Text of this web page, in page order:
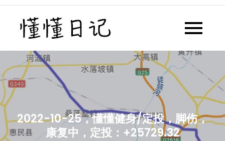
Skip
content
懂懂日记网每天同步更新懂懂学
2022-10-25，懂懂健身/定投，脚伤，
康复中，定投：+25729.32